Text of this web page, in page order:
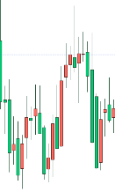
させる ⇒ 中国の
ウラで他業種は
が『クーパン』
逐艦「KDDX」1
日米の協調に韓